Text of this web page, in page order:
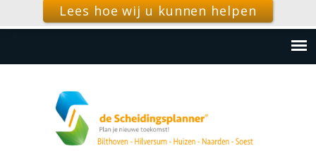
Lees hoe wij u kunnen helpen